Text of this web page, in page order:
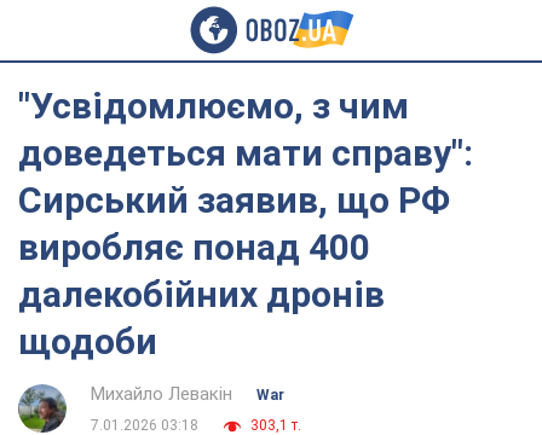
"Усвідомлюємо, з чим
доведеться мати справу":
Сирський заявив, що РФ
виробляє понад 400
далекобійних дронів
щодоби
Михайло Левакін
War
7.01.2026 03:18
303,1 т.